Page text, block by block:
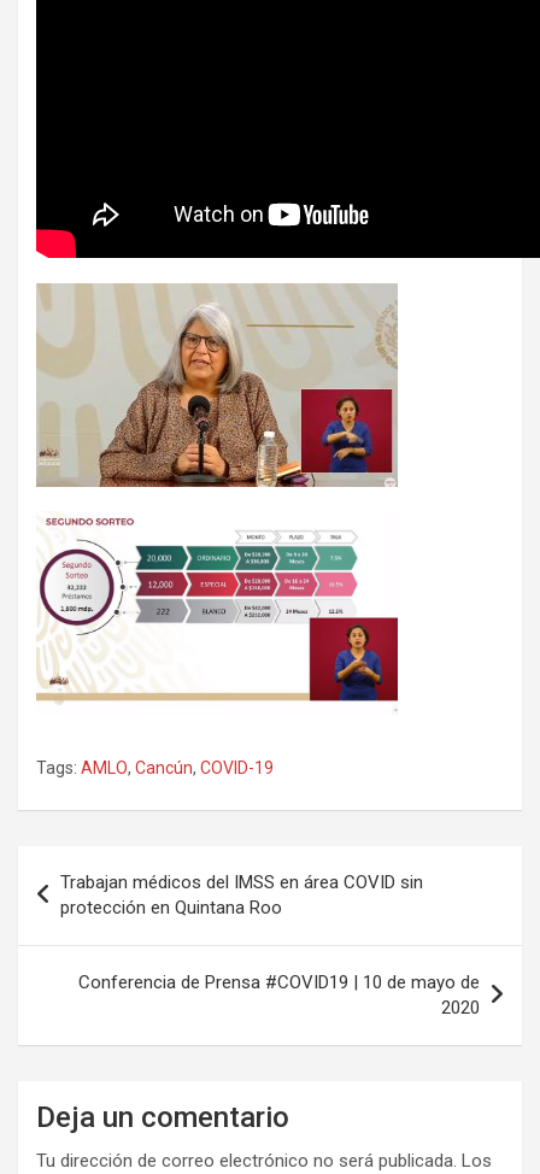
Tags: AMLO, Cancún, COVID-19
de
entradas
Trabajan médicos del IMSS en área COVID sin
protección en Quintana Roo
Conferencia de Prensa #COVID19 | 10 de mayo de
2020
Deja un comentario
Tu dirección de correo electrónico no será publicada. Los